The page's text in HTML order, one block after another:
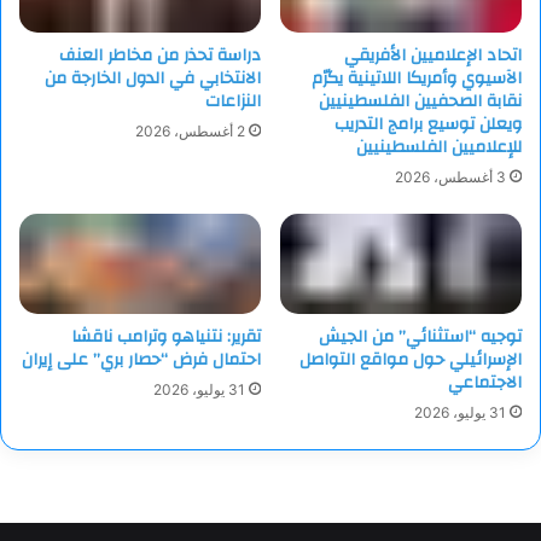
اتحاد الإعلاميين الأفريقي
الآسيوي وأمريكا اللاتينية يكرّم
نقابة الصحفيين الفلسطينيين
ويعلن توسيع برامج التدريب
للإعلاميين الفلسطينيين
3 أغسطس، 2026
دراسة تحذر من مخاطر العنف
الانتخابي في الدول الخارجة من
النزاعات
2 أغسطس، 2026
توجيه “استثنائي” من الجيش
الإسرائيلي حول مواقع التواصل
الاجتماعي
31 يوليو، 2026
تقرير: نتنياهو وترامب ناقشا
احتمال فرض “حصار بري” على إيران
31 يوليو، 2026